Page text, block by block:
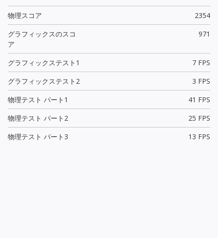
物理スコア
2354
グラフィックスのスコ
ア
971
グラフィックステスト1
7 FPS
グラフィックステスト2
3 FPS
物理テスト パート1
41 FPS
物理テスト パート2
25 FPS
物理テスト パート3
13 FPS